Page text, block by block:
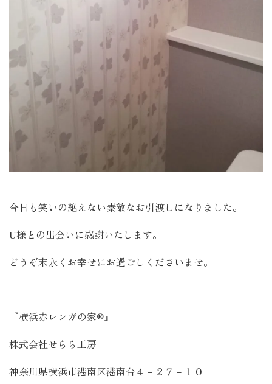
今日も笑いの絶えない素敵なお引渡しになりました。
U様との出会いに感謝いたします。
どうぞ末永くお幸せにお過ごしくださいませ。
『横浜赤レンガの家®』
株式会社せらら工房
神奈川県横浜市港南区港南台４－２７－１０